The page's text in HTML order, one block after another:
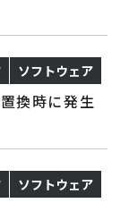
ソフトウェア
換時に発生
ソフトウェア